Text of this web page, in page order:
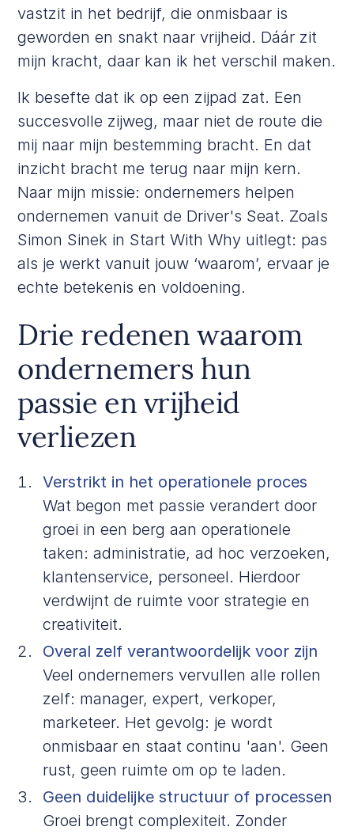
vastzit in het bedrijf, die onmisbaar is
geworden en snakt naar vrijheid. Dáár zit
mijn kracht, daar kan ik het verschil maken.
Ik besefte dat ik op een zijpad zat. Een
succesvolle zijweg, maar niet de route die
mij naar mijn bestemming bracht. En dat
inzicht bracht me terug naar mijn kern.
Naar mijn missie: ondernemers helpen
ondernemen vanuit de Driver's Seat. Zoals
Simon Sinek in Start With Why uitlegt: pas
als je werkt vanuit jouw ‘waarom’, ervaar je
echte betekenis en voldoening.
Drie redenen waarom
ondernemers hun
passie en vrijheid
verliezen
Verstrikt in het operationele proces
Wat begon met passie verandert door
groei in een berg aan operationele
taken: administratie, ad hoc verzoeken,
klantenservice, personeel. Hierdoor
verdwijnt de ruimte voor strategie en
creativiteit.
Overal zelf verantwoordelijk voor zijn
Veel ondernemers vervullen alle rollen
zelf: manager, expert, verkoper,
marketeer. Het gevolg: je wordt
onmisbaar en staat continu 'aan'. Geen
rust, geen ruimte om op te laden.
Geen duidelijke structuur of processen
Groei brengt complexiteit. Zonder